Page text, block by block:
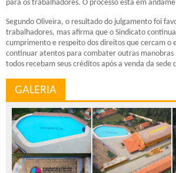
para os trabalhadores. O processo está em
Segundo Oliveira, o resultado do julgamento foi
trabalhadores, mas afirma que o Sindicato
cumprimento e respeito dos direitos que cercam o
continuar atentos para combater outras
todos recebam seus créditos após a venda da sede
GALERIA